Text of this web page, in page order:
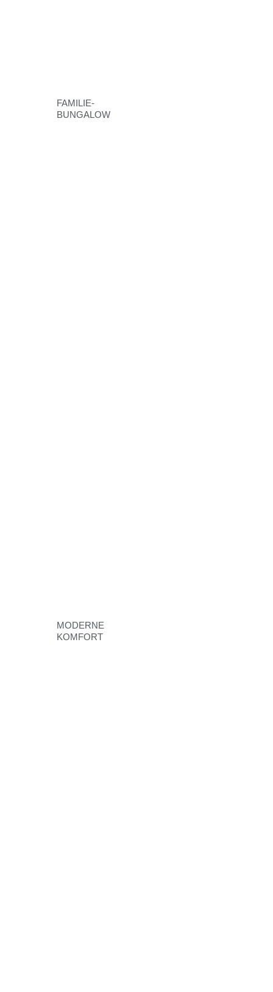
FAMILIE-
BUNGALOW
MODERNE
KOMFORT